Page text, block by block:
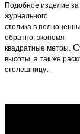
Подобное изделие
журнального
столика в
обратно, экономя
квадратные метры.
высоты, а так же
столешницу.